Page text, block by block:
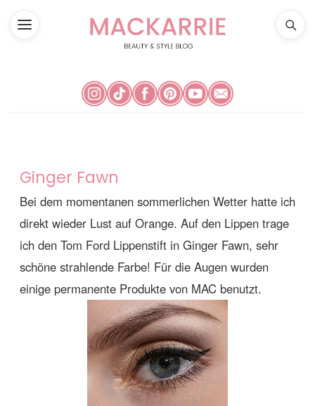
Ginger Fawn
Bei dem momentanen sommerlichen Wetter hatte ich
direkt wieder Lust auf Orange. Auf den Lippen trage
ich den Tom Ford Lippenstift in Ginger Fawn, sehr
schöne strahlende Farbe! Für die Augen wurden
einige permanente Produkte von MAC benutzt.